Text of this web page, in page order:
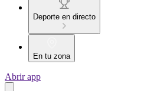
Deporte en directo
En tu zona
Abrir app